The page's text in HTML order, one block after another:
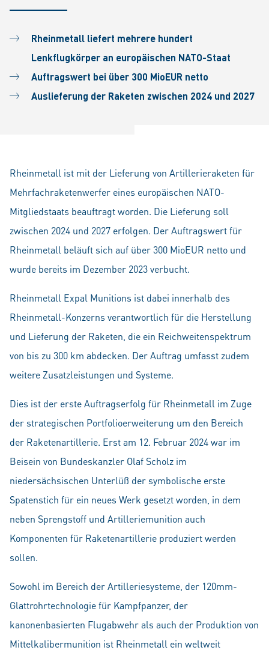
Rheinmetall liefert mehrere hundert
Lenkflugkörper an europäischen NATO-Staat
Auftragswert bei über 300 MioEUR netto
Auslieferung der Raketen zwischen 2024 und 2027
Rheinmetall ist mit der Lieferung von Artillerieraketen für
Mehrfachraketenwerfer eines europäischen NATO-
Mitgliedstaats beauftragt worden. Die Lieferung soll
zwischen 2024 und 2027 erfolgen. Der Auftragswert für
Rheinmetall beläuft sich auf über 300 MioEUR netto und
wurde bereits im Dezember 2023 verbucht.
Rheinmetall Expal Munitions ist dabei innerhalb des
Rheinmetall-Konzerns verantwortlich für die Herstellung
und Lieferung der Raketen, die ein Reichweiten­spektrum
von bis zu 300 km abdecken. Der Auftrag umfasst zudem
weitere Zusatzleistungen und Systeme.
Dies ist der erste Auftragserfolg für Rheinmetall im Zuge
der strategischen Portfolioerweiterung um den Bereich
der Raketenartillerie. Erst am 12. Februar 2024 war im
Beisein von Bundeskanzler Olaf Scholz im
niedersächsischen Unter­lüß der symbolische erste
Spatenstich für ein neues Werk gesetzt worden, in dem
neben Sprengstoff und Artilleriemunition auch
Komponenten für Raketenartillerie produziert werden
sollen.
Sowohl im Bereich der Artilleriesysteme, der 120mm-
Glattrohrtechnologie für Kampfpanzer, der
kanonenbasierten Flugabwehr als auch der Produktion von
Mittelkalibermunition ist Rheinmetall ein weltweit